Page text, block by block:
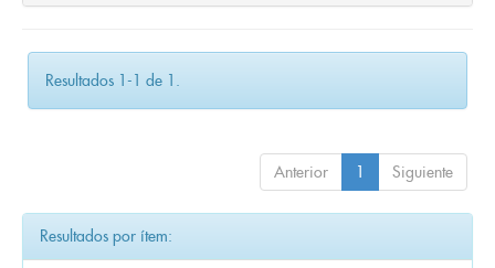
Resultados 1-1 de 1.
Anterior 1 Siguiente
Resultados por ítem: